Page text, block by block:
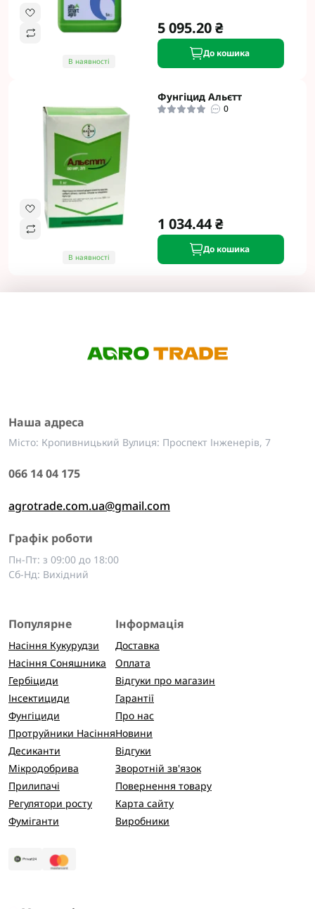
В наявності
5 095.20 ₴
До кошика
В наявності
Фунгіцид Альєтт
0
1 034.44 ₴
До кошика
Наша адреса
Місто: Кропивницький Вулиця: Проспект Інженерів, 7
066 14 04 175
agrotrade.com.ua@gmail.com
Графік роботи
Пн-Пт: з 09:00 до 18:00
Сб-Нд: Вихідний
Популярне
Насіння Кукурудзи
Насіння Соняшника
Гербіциди
Інсектициди
Фунгіциди
Протруйники Насіння
Десиканти
Мікродобрива
Прилипачі
Регулятори росту
Фуміганти
Інформація
Доставка
Оплата
Відгуки про магазин
Гарантії
Про нас
Новини
Відгуки
Зворотній зв'язок
Повернення товару
Карта сайту
Виробники